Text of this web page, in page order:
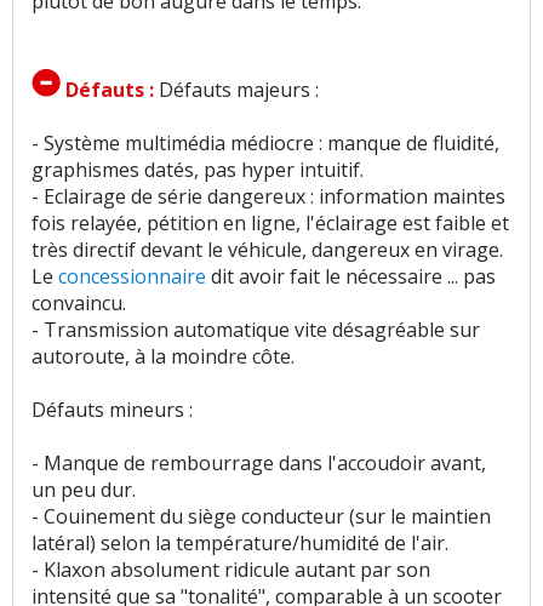
Défauts : Défauts majeurs :
- Système multimédia médiocre : manque de fluidité,
graphismes datés, pas hyper intuitif.
- Eclairage de série dangereux : information maintes
fois relayée, pétition en ligne, l'éclairage est faible et
très directif devant le véhicule, dangereux en virage.
Le concessionnaire dit avoir fait le nécessaire ... pas
convaincu.
- Transmission automatique vite désagréable sur
autoroute, à la moindre côte.
Défauts mineurs :
- Manque de rembourrage dans l'accoudoir avant,
un peu dur.
- Couinement du siège conducteur (sur le maintien
latéral) selon la température/humidité de l'air.
- Klaxon absolument ridicule autant par son
intensité que sa "tonalité", comparable à un scooter